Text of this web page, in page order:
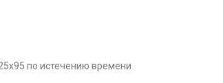
по истечению времени